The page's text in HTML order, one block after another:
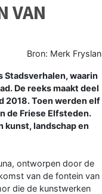
VAN
Bron: Merk Fryslan
Stadsverhalen, waarin
De reeks maakt deel
2018. Toen werden elf
de Friese Elfsteden.
kunst, landschap en
ontworpen door de
van de fontein van
die de kunstwerken